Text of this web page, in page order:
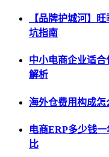
【品牌护城河】
坑指南
中小电商企业适
解析
海外仓费用构成
电商ERP多少钱
比